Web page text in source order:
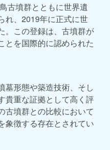
古墳群とともに世界遺
れ、2019年に正式に世
。この登録は、古墳群が
とを国際的に認められた
墓形態や築造技術、そし
貴重な証拠として高く評
古墳群との比較において
象徴する存在とされてい